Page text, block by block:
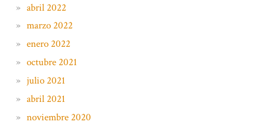
abril 2022
marzo 2022
enero 2022
octubre 2021
julio 2021
abril 2021
noviembre 2020